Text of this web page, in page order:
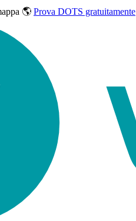
🌎 Prova DOTS gratuitamente